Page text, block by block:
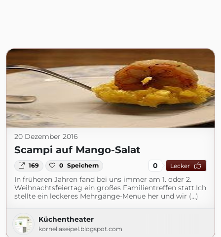
20 Dezember 2016
Scampi auf Mango-Salat
169 0 Speichern 0 Lecker
In früheren Jahren fand bei uns immer am 1. oder 2.
Weihnachtsfeiertag ein großes Familientreffen statt.Ich
stellte ein leckeres Mehrgänge-Menue her und wir (...)
Küchentheater
korneliaseipel.blogspot.com